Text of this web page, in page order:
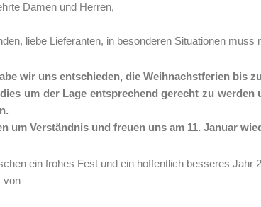
Damen und Herren,
liebe Lieferanten, in besonderen Situationen muss
wir uns entschieden, die Weihnachstferien bis
um der Lage entsprechend gerecht zu
um Verständnis und freuen uns am 11. Januar
ein frohes Fest und ein hoffentlich besseres Jahr
von